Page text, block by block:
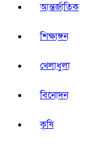
আন্তর্জাতিক
শিক্ষাঙ্গন
খেলাধুলা
বিনোদন
কৃষি